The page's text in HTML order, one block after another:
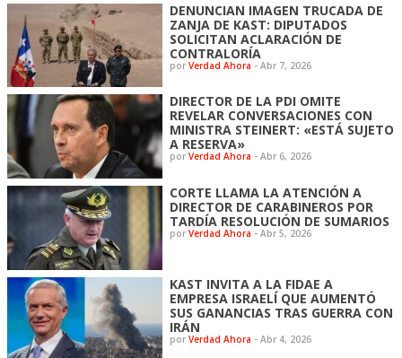
DENUNCIAN IMAGEN TRUCADA DE
ZANJA DE KAST: DIPUTADOS
SOLICITAN ACLARACIÓN DE
CONTRALORÍA
porVerdad Ahora - Abr 7, 2026
DIRECTOR DE LA PDI OMITE
REVELAR CONVERSACIONES CON
MINISTRA STEINERT: «ESTÁ SUJETO
A RESERVA»
porVerdad Ahora - Abr 6, 2026
CORTE LLAMA LA ATENCIÓN A
DIRECTOR DE CARABINEROS POR
TARDÍA RESOLUCIÓN DE SUMARIOS
porVerdad Ahora - Abr 5, 2026
KAST INVITA A LA FIDAE A
EMPRESA ISRAELÍ QUE AUMENTÓ
SUS GANANCIAS TRAS GUERRA CON
IRÁN
porVerdad Ahora - Abr 4, 2026